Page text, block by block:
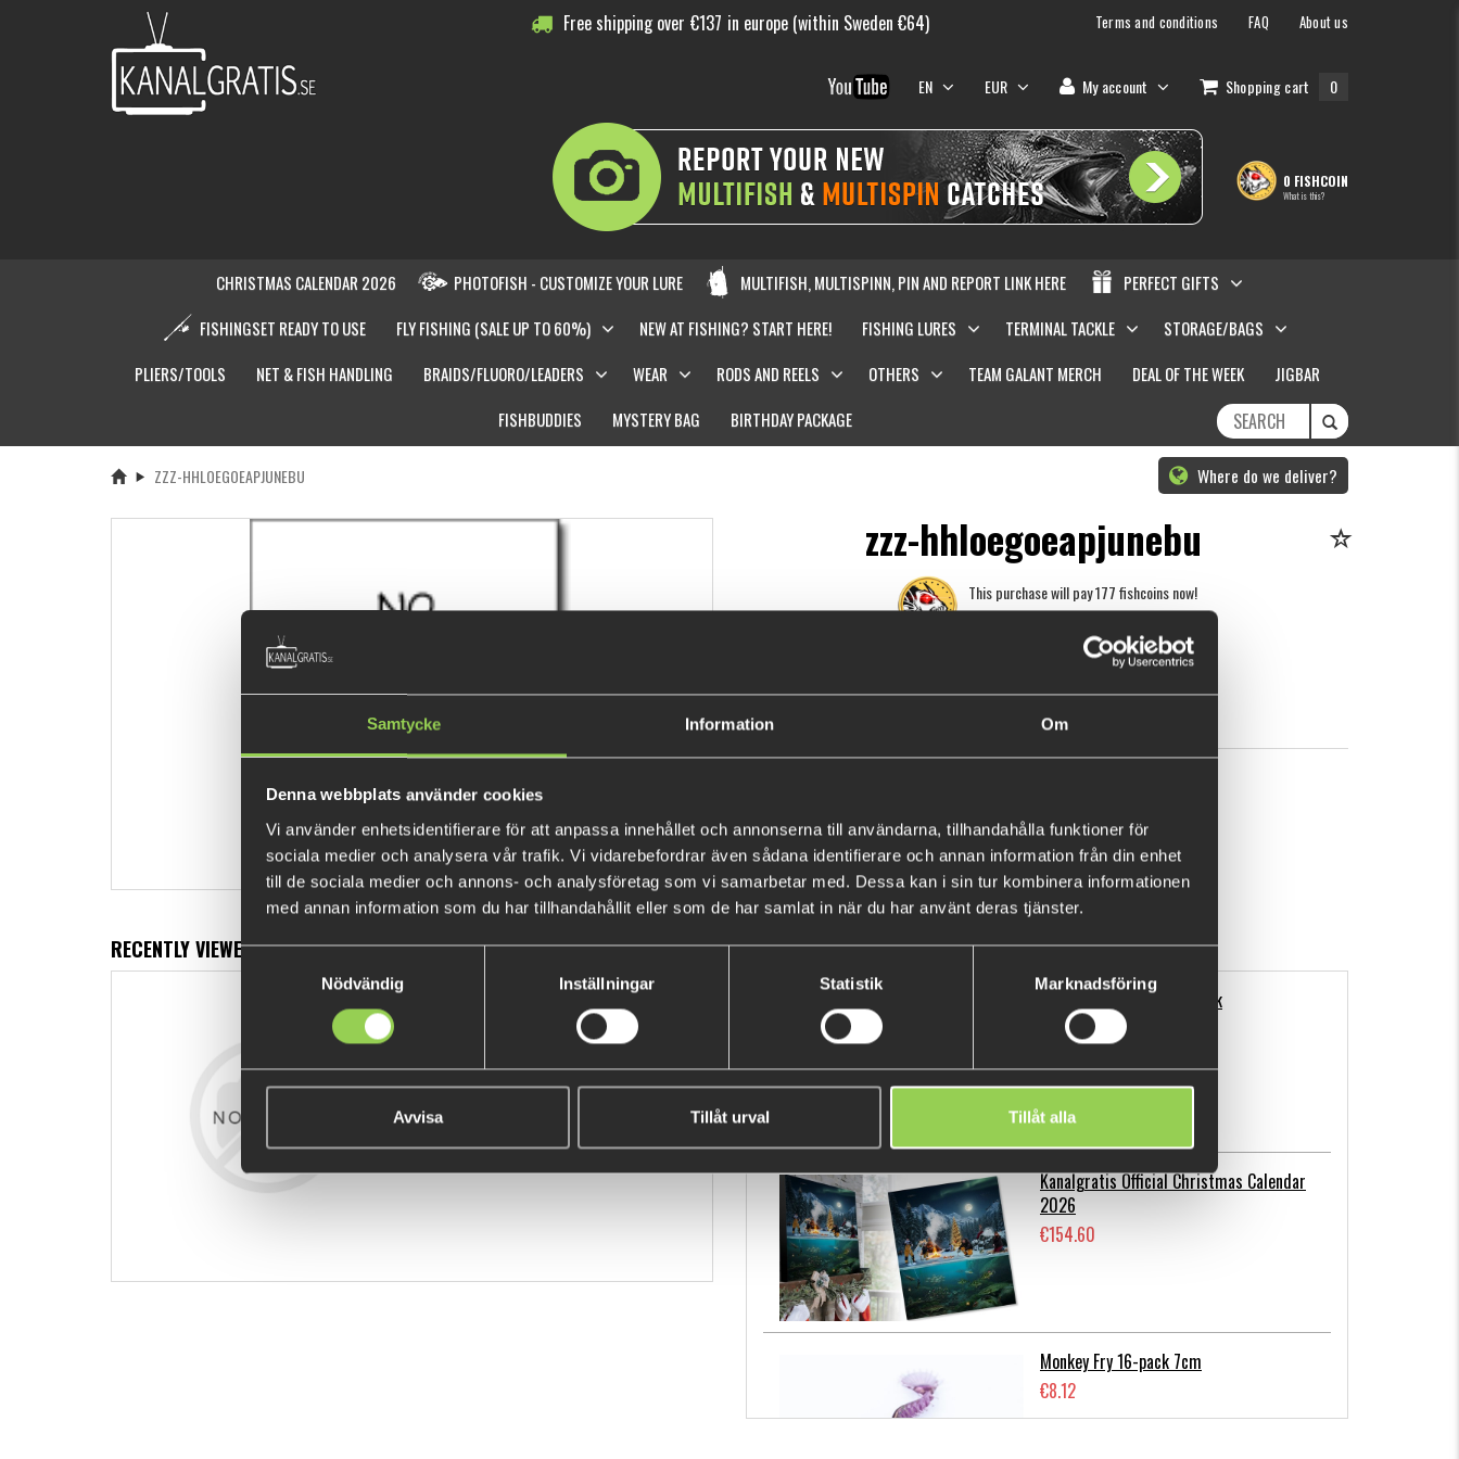
Samtycke Information Om
Denna webbplats använder cookies
Vi använder enhetsidentifierare för att anpassa innehållet och annonserna till användarna, tillhandahålla funktioner för
sociala medier och analysera vår trafik. Vi vidarebefordrar även sådana identifierare och annan information från din enhet
till de sociala medier och annons- och analysföretag som vi samarbetar med. Dessa kan i sin tur kombinera informationen
med annan information som du har tillhandahållit eller som de har samlat in när du har använt deras tjänster.
Samtyckesval
Nödvändig
Inställningar Statistik Marknadsföring
Avvisa Tillåt urval Tillåt alla
Free shipping over €137 in europe (within Sweden €64) Terms and conditions FAQ About us
EN EUR My account Shopping cart 0
0 FISHCOIN
What is this?
CHRISTMAS CALENDAR 2026 PHOTOFISH - CUSTOMIZE YOUR LURE MULTIFISH, MULTISPINN, PIN AND REPORT LINK HERE
PERFECT GIFTS
FISHINGSET READY TO USE
FLY FISHING (SALE UP TO 60%) NEW AT FISHING? START HERE! FISHING LURES TERMINAL TACKLE
STORAGE/BAGS
PLIERS/TOOLS
NET & FISH HANDLING BRAIDS/FLUORO/LEADERS WEAR RODS AND REELS OTHERS TEAM GALANT MERCH DEAL OF THE WEEK
JIGBAR
FISHBUDDIES
MYSTERY BAG BIRTHDAY PACKAGE
ZZZ-HHLOEGOEAPJUNEBU Where do we deliver?
zzz-hhloegoeapjunebu
This purchase will pay 177 fishcoins now!
What is this?
€8.12 BUY
OK
RECENTLY VIEWED PRODUCTS BESTSELLERS
Flatnose Mini 9cm, 10-pack
€12.68
Kanalgratis Official Christmas Calendar
2026
€154.60
Monkey Fry 16-pack 7cm
€8.12